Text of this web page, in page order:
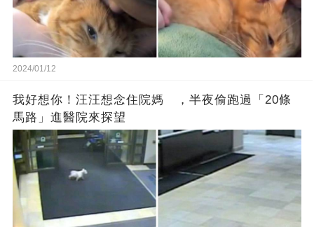
2024/01/12
我好想你！汪汪想念住院媽 ，半夜偷跑過「20條
馬路」進醫院來探望